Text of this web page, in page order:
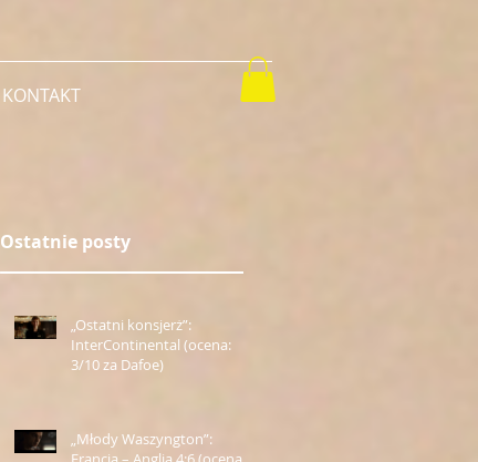
KONTAKT
Ostatnie posty
„Ostatni konsjerż”:
InterContinental (ocena:
3/10 za Dafoe)
„Młody Waszyngton”: